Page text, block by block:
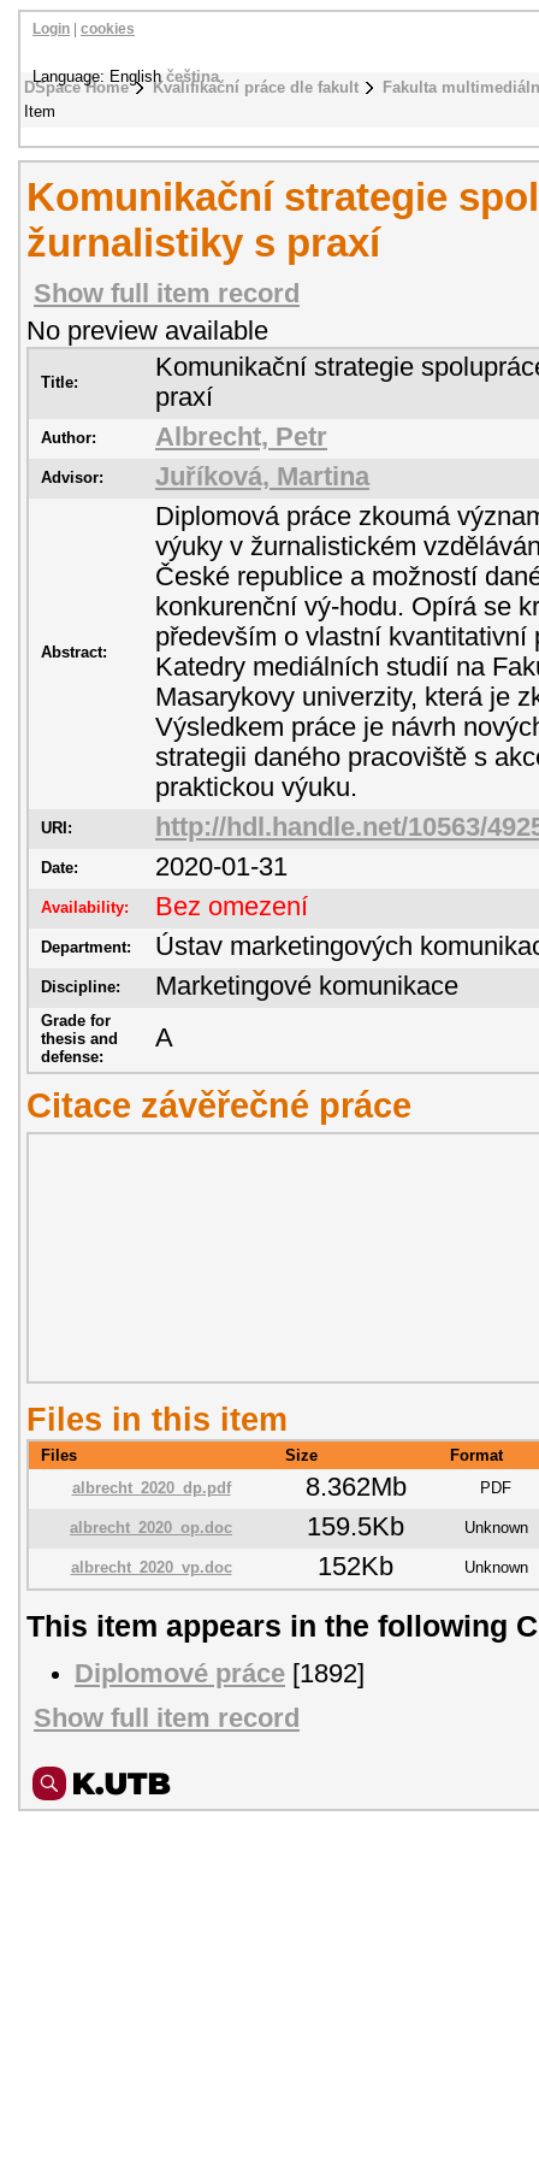
DSpace Home Kvalifikační práce dle fakult
Fakulta
Item
Login cookies
Language: Englishčeština
Komunikační strategie
žurnalistiky s praxí
Show full item record
No preview available
Title:
Komunikační strategie
praxí
Author: Albrecht, Petr
Advisor: Juříková, Martina
Abstract:
Diplomová práce zkoumá
výuky v žurnalistickém
České republice a možností
konkurenční vý-hodu. Opírá se
především o vlastní kvantitativní
Katedry mediálních studií na
Masarykovy univerzity, která je
Výsledkem práce je návrh
strategii daného pracoviště s
praktickou výuku.
URI: http://hdl.handle.net/10563/
Date: 2020-01-31
Availability: Bez omezení
Department: Ústav marketingových
Discipline: Marketingové komunikace
Grade for
thesis and
defense:
A
Citace závěřečné práce
Files in this item
Files Size
Format
albrecht_2020_dp.pdf
8.362Mb PDF
albrecht_2020_op.doc 159.5Kb Unknown
albrecht_2020_vp.doc 152Kb Unknown
This item appears in the following
Diplomové práce [1892]
Show full item record